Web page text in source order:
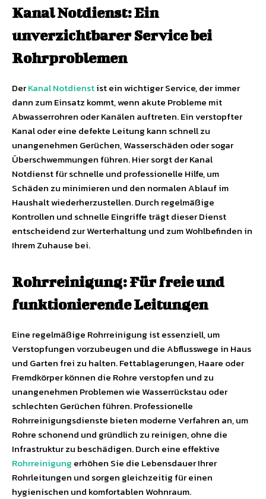
Kanal Notdienst: Ein
unverzichtbarer Service bei
Rohrproblemen
DerKanal Notdienstist ein wichtiger Service, der immer
dann zum Einsatz kommt, wenn akute Probleme mit
Abwasserrohren oder Kanälen auftreten. Ein verstopfter
Kanal oder eine defekte Leitung kann schnell zu
unangenehmen Gerüchen, Wasserschäden oder sogar
Überschwemmungen führen. Hier sorgt der Kanal
Notdienst für schnelle und professionelle Hilfe, um
Schäden zu minimieren und den normalen Ablauf im
Haushalt wiederherzustellen. Durch regelmäßige
Kontrollen und schnelle Eingriffe trägt dieser Dienst
entscheidend zur Werterhaltung und zum Wohlbefinden in
Ihrem Zuhause bei.
Rohrreinigung: Für freie und
funktionierende Leitungen
Eine regelmäßige Rohrreinigung ist essenziell, um
Verstopfungen vorzubeugen und die Abflusswege in Haus
und Garten frei zu halten. Fettablagerungen, Haare oder
Fremdkörper können die Rohre verstopfen und zu
unangenehmen Problemen wie Wasserrückstau oder
schlechten Gerüchen führen. Professionelle
Rohrreinigungsdienste bieten moderne Verfahren an, um
Rohre schonend und gründlich zu reinigen, ohne die
Infrastruktur zu beschädigen. Durch eine effektive
Rohrreinigung erhöhen Sie die Lebensdauer Ihrer
Rohrleitungen und sorgen gleichzeitig für einen
hygienischen und komfortablen Wohnraum.